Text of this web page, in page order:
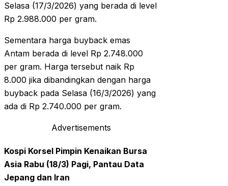
Selasa (17/3/2026) yang berada di level
Rp 2.988.000 per gram.
Sementara harga buyback emas
Antam berada di level Rp 2.748.000
per gram. Harga tersebut naik Rp
8.000 jika dibandingkan dengan harga
buyback pada Selasa (16/3/2026) yang
ada di Rp 2.740.000 per gram.
Advertisements
Kospi Korsel Pimpin Kenaikan Bursa
Asia Rabu (18/3) Pagi, Pantau Data
Jepang dan Iran